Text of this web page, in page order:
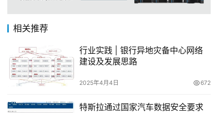
相关推荐
行业实践 | 银行异地灾备中心网络
建设及发展思路
2025年4月4日 672
特斯拉通过国家汽车数据安全要求